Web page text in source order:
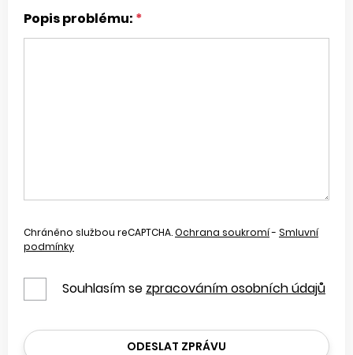
Popis problému:
Chráněno službou reCAPTCHA.Ochrana soukromí- Smluvní
podmínky
Souhlasím se zpracováním osobních údajů
ODESLAT ZPRÁVU